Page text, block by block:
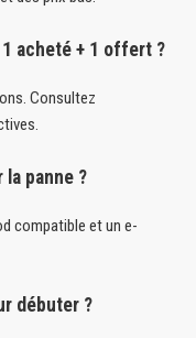
acheté + 1 offert ?
Consultez
panne ?
compatible et un e-
débuter ?